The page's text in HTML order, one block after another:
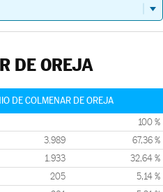
DE OREJA
DE COLMENAR DE OREJA
100 %
3.989 67,36 %
1.933 32,64 %
205 5,14 %